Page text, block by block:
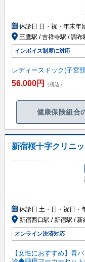
休診日:日・祝・年末年
三鷹駅 / 吉祥寺駅 / 調布
インボイス制度に対応
レディースドック(子宮
56,000円 （税込）
健康保険組合
新宿桜十字クリニッ
休診日:土・日・祝日・
新宿西口駅 / 新宿駅 /
オンライン決済対応
【女性におすすめ】胃